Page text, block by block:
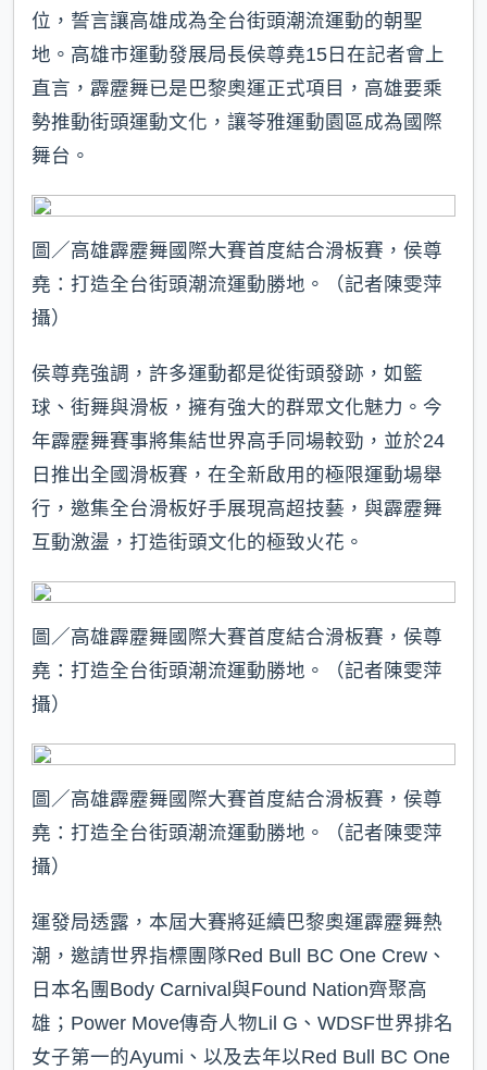
位，誓言讓高雄成為全台街頭潮流運動的朝聖
地。高雄市運動發展局長侯尊堯15日在記者會上
直言，霹靂舞已是巴黎奧運正式項目，高雄要乘
勢推動街頭運動文化，讓苓雅運動園區成為國際
舞台。
圖／高雄霹靂舞國際大賽首度結合滑板賽，侯尊
堯：打造全台街頭潮流運動勝地。（記者陳雯萍
攝）
侯尊堯強調，許多運動都是從街頭發跡，如籃
球、街舞與滑板，擁有強大的群眾文化魅力。今
年霹靂舞賽事將集結世界高手同場較勁，並於24
日推出全國滑板賽，在全新啟用的極限運動場舉
行，邀集全台滑板好手展現高超技藝，與霹靂舞
互動激盪，打造街頭文化的極致火花。
圖／高雄霹靂舞國際大賽首度結合滑板賽，侯尊
堯：打造全台街頭潮流運動勝地。（記者陳雯萍
攝）
圖／高雄霹靂舞國際大賽首度結合滑板賽，侯尊
堯：打造全台街頭潮流運動勝地。（記者陳雯萍
攝）
運發局透露，本屆大賽將延續巴黎奧運霹靂舞熱
潮，邀請世界指標團隊Red Bull BC One Crew、
日本名團Body Carnival與Found Nation齊聚高
雄；Power Move傳奇人物Lil G、WDSF世界排名
女子第一的Ayumi、以及去年以Red Bull BC One